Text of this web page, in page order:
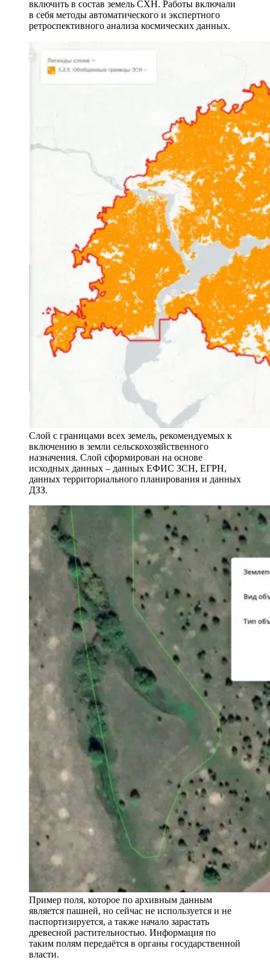
включить в состав земель СХН. Работы включали
в себя методы автоматического и экспертного
ретроспективного анализа космических данных.
Слой с границами всех земель, рекомендуемых к
включению в земли сельскохозяйственного
назначения. Слой сформирован на основе
исходных данных – данных ЕФИС ЗСН, ЕГРН,
данных территориального планирования и данных
ДЗЗ.
Пример поля, которое по архивным данным
является пашней, но сейчас не используется и не
паспортизируется, а также начало зарастать
древесной растительностью. Информация по
таким полям передаётся в органы государственной
власти.